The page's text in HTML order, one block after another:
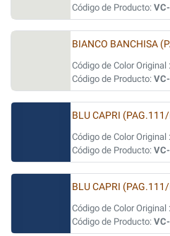
Código de Producto:
BIANCO BANCHISA
Código de Color Original :
Código de Producto:
BLU CAPRI
Código de Color Original :
Código de Producto:
BLU CAPRI
Código de Color Original :
Código de Producto: